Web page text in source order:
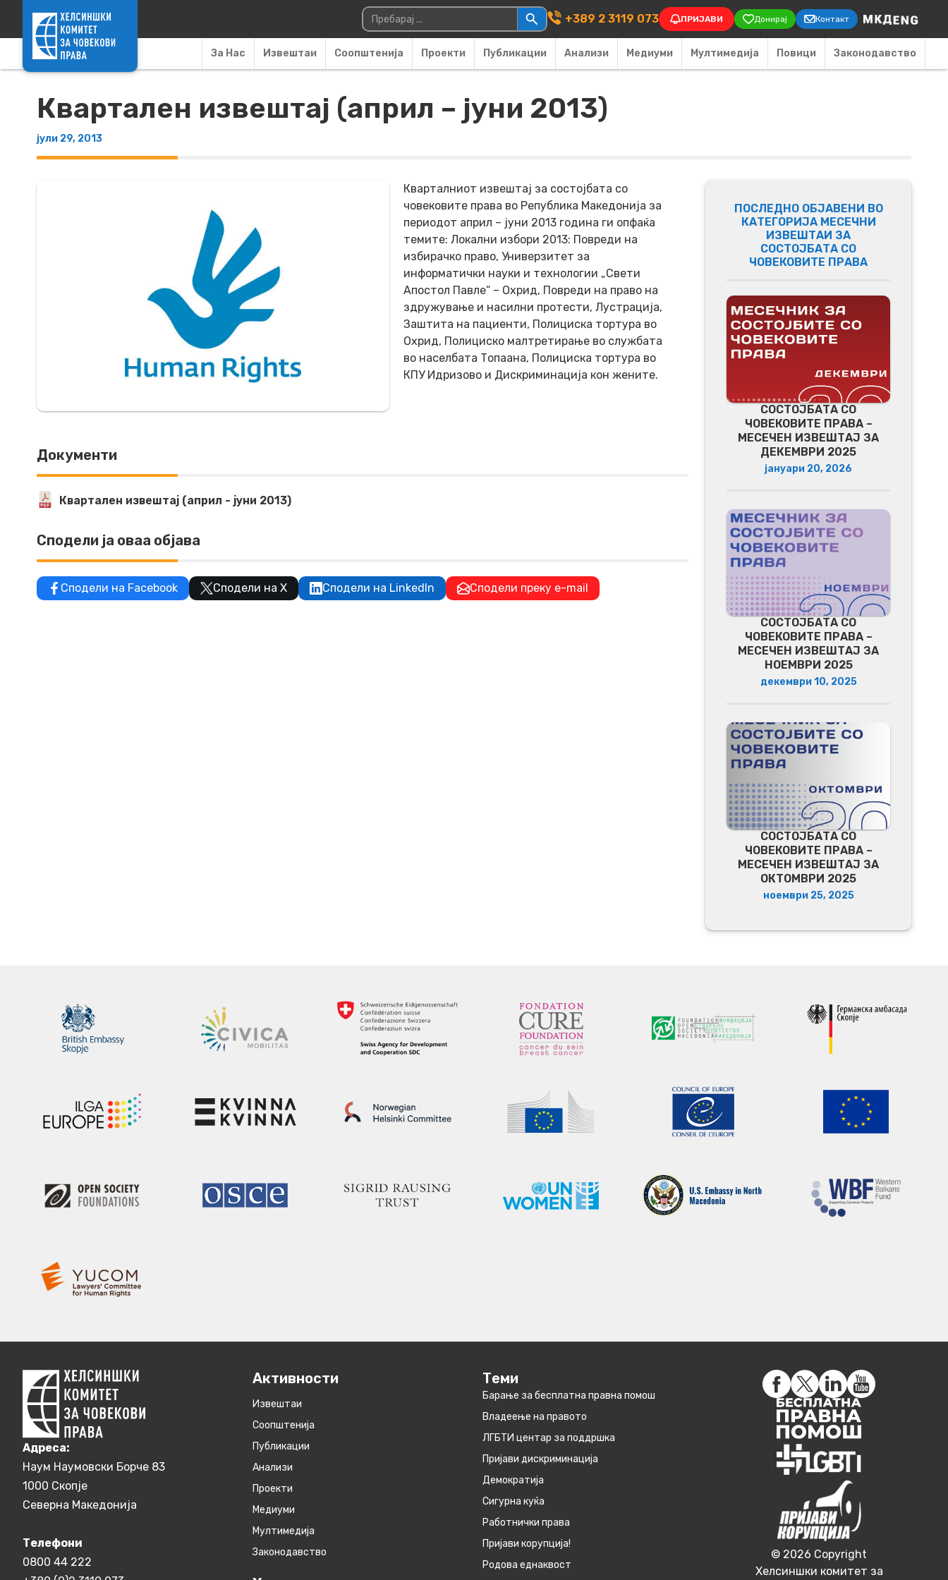
Main Navigation
Пребарувај за: +389 2 3119 073 ПРИЈАВИ Донирај Контакт
За Нас Извештаи Соопштенија Проекти Публикации Анализи Медиуми Мултимедија Повици Законодавство
Квартален извештај (април – јуни 2013)
јули 29, 2013
Кварталниот извештај за состојбата со
човековите права во Република Македонија за
периодот април – јуни 2013 година ги опфаќа
темите: Локални избори 2013: Повреди на
избирачко право, Универзитет за
информатички науки и технологии „Свети
Апостол Павле“ – Охрид, Повреди на право на
здружување и насилни протести, Лустрација,
Заштита на пациенти, Полициска тортура во
Охрид, Полициско малтретирање во службата
во населбата Топаана, Полициска тортура во
КПУ Идризово и Дискриминација кон жените.
Документи
Квартален извештај (април - јуни 2013)
Сподели ја оваа објава
Сподели на Facebook Сподели на X Сподели на LinkedIn Сподели преку e-mail
ПОСЛЕДНО ОБЈАВЕНИ ВО
КАТЕГОРИЈА МЕСЕЧНИ
ИЗВЕШТАИ ЗА
СОСТОЈБАТА СО
ЧОВЕКОВИТЕ ПРАВА
СОСТОЈБАТА СО
ЧОВЕКОВИТЕ ПРАВА –
МЕСЕЧЕН ИЗВЕШТАЈ ЗА
ДЕКЕМВРИ 2025
јануари 20, 2026
СОСТОЈБАТА СО
ЧОВЕКОВИТЕ ПРАВА –
МЕСЕЧЕН ИЗВЕШТАЈ ЗА
НОЕМВРИ 2025
декември 10, 2025
СОСТОЈБАТА СО
ЧОВЕКОВИТЕ ПРАВА –
МЕСЕЧЕН ИЗВЕШТАЈ ЗА
ОКТОМВРИ 2025
ноември 25, 2025
Aдреса:
Наум Наумовски Борче 83
1000 Скопје
Северна Македонија
Телефони
0800 44 222
Активности
Извештаи
Соопштенија
Публикации
Анализи
Проекти
Медиуми
Мултимедија
Законодавство
Теми
Барање за бесплатна правна помош
Владеење на правото
ЛГБТИ центар за поддршка
Пријави дискриминација
Демократија
Сигурна куќа
Работнички права
Пријави корупција!
Родова еднаквост
© 2026 Copyright
Хелсиншки комитет за